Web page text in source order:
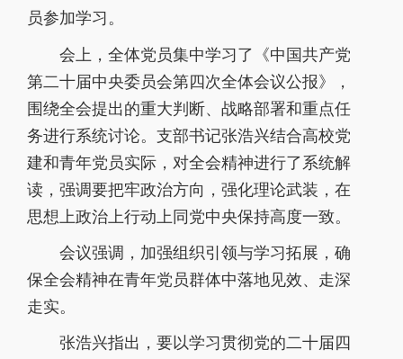
员参加学习。
会上，全体党员集中学习了《中国共产党
第二十届中央委员会第四次全体会议公报》，
围绕全会提出的重大判断、战略部署和重点任
务进行系统讨论。支部书记张浩兴结合高校党
建和青年党员实际，对全会精神进行了系统解
读，强调要把牢政治方向，强化理论武装，在
思想上政治上行动上同党中央保持高度一致。
会议强调，加强组织引领与学习拓展，确
保全会精神在青年党员群体中落地见效、走深
走实。
张浩兴指出，要以学习贯彻党的二十届四